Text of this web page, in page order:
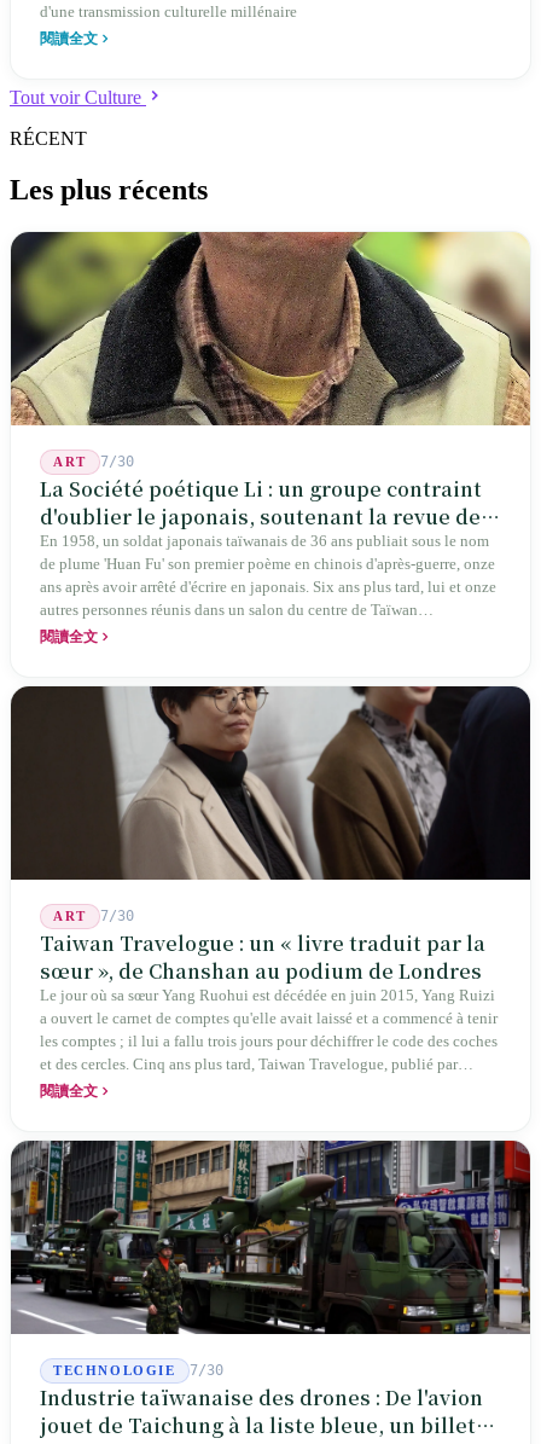
d'une transmission culturelle millénaire
閱讀全文
Tout voir Culture
RÉCENT
Les plus récents
ART 7/30
La Société poétique Li : un groupe contraint
d'oublier le japonais, soutenant la revue de
poésie chinoise la plus ancienne de Taïwan
En 1958, un soldat japonais taïwanais de 36 ans publiait sous le nom
de plume 'Huan Fu' son premier poème en chinois d'après-guerre, onze
ans après avoir arrêté d'écrire en japonais. Six ans plus tard, lui et onze
autres personnes réunis dans un salon du centre de Taïwan
transformaient cette expérience de mutisme générationnel en une
jusqu'aux manuels scolaires du collège.
閱讀全文
ART 7/30
Taiwan Travelogue : un « livre traduit par la
sœur », de Chanshan au podium de Londres
Le jour où sa sœur Yang Ruohui est décédée en juin 2015, Yang Ruizi
a ouvert le carnet de comptes qu'elle avait laissé et a commencé à tenir
les comptes ; il lui a fallu trois jours pour déchiffrer le code des coches
et des cercles. Cinq ans plus tard, Taiwan Travelogue, publié par
Chanshan, portait la mention « par Chihako Aoyama, traduit par Yang
traduit un livre inexistant sous le nom de sa sœur.
閱讀全文
TECHNOLOGIE 7/30
Industrie taïwanaise des drones : De l'avion
jouet de Taichung à la liste bleue, un billet